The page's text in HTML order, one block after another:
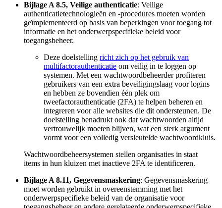
Bijlage A 8.5, Veilige authenticatie: Veilige
authenticatietechnologieën en -procedures moeten worden
geïmplementeerd op basis van beperkingen voor toegang tot
informatie en het onderwerpspecifieke beleid voor
toegangsbeheer.
Deze doelstelling richt zich op het gebruik van
multifactorauthenticatie om veilig in te loggen op
systemen. Met een wachtwoordbeheerder profiteren
gebruikers van een extra beveiligingslaag voor logins
en hebben ze bovendien één plek om
tweefactorauthenticatie (2FA) te helpen beheren en
integreren voor alle websites die dit ondersteunen. De
doelstelling benadrukt ook dat wachtwoorden altijd
vertrouwelijk moeten blijven, wat een sterk argument
vormt voor een volledig versleutelde wachtwoordkluis.
Wachtwoordbeheersystemen stellen organisaties in staat
items in hun kluizen met inactieve 2FA te identificeren.
Bijlage A 8.11, Gegevensmaskering: Gegevensmaskering
moet worden gebruikt in overeenstemming met het
onderwerpspecifieke beleid van de organisatie voor